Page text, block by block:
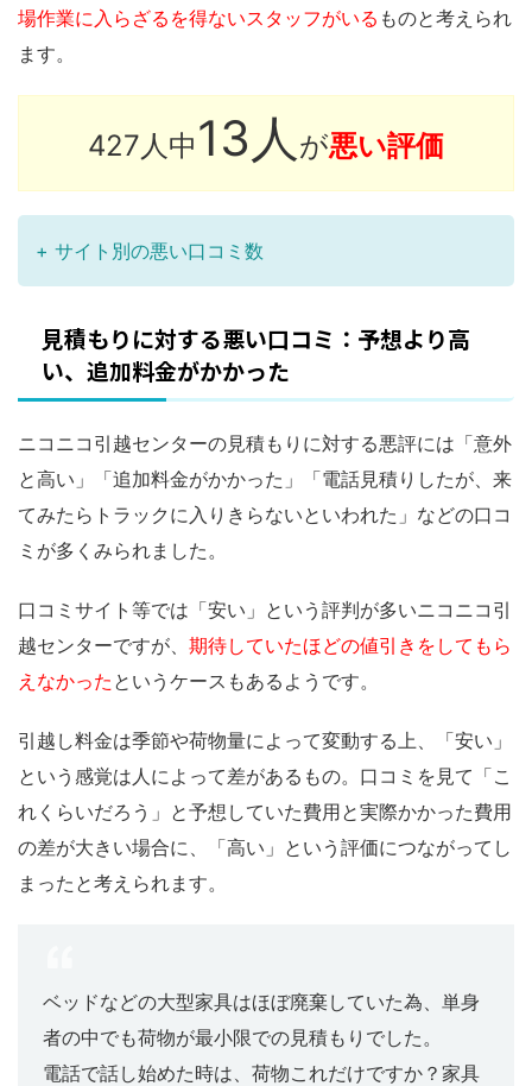
場作業に入らざるを得ないスタッフがいる ものと考えられ
ます。
427人中13人 が悪い評価
+ サイト別の悪い口コミ数
見積もりに対する悪い口コミ：予想より高
い、追加料金がかかった
ニコニコ引越センターの見積もりに対する悪評には「意外
と高い」「追加料金がかかった」「電話見積りしたが、来
てみたらトラックに入りきらないといわれた」などの口コ
ミが多くみられました。
口コミサイト等では「安い」という評判が多いニコニコ引
越センターですが、 期待していたほどの値引きをしてもら
えなかった というケースもあるようです。
引越し料金は季節や荷物量によって変動する上、「安い」
という感覚は人によって差があるもの。口コミを見て「こ
れくらいだろう」と予想していた費用と実際かかった費用
の差が大きい場合に、「高い」という評価につながってし
まったと考えられます。
ベッドなどの大型家具はほぼ廃棄していた為、単身
者の中でも荷物が最小限での見積もりでした。
電話で話し始めた時は、荷物これだけですか？家具